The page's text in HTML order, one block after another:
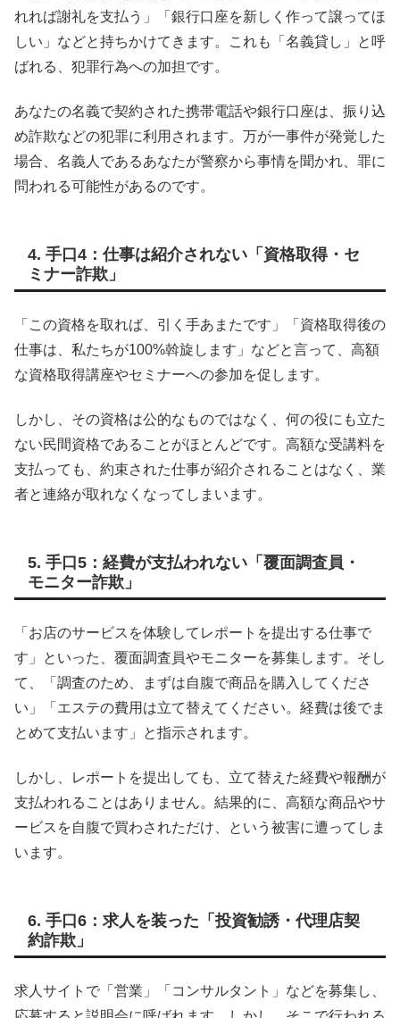
れれば謝礼を支払う」「銀行口座を新しく作って譲ってほ
しい」などと持ちかけてきます。これも「名義貸し」と呼
ばれる、犯罪行為への加担です。
あなたの名義で契約された携帯電話や銀行口座は、振り込
め詐欺などの犯罪に利用されます。万が一事件が発覚した
場合、名義人であるあなたが警察から事情を聞かれ、罪に
問われる可能性があるのです。
4. 手口4：仕事は紹介されない「資格取得・セ
ミナー詐欺」
「この資格を取れば、引く手あまたです」「資格取得後の
仕事は、私たちが100%斡旋します」などと言って、高額
な資格取得講座やセミナーへの参加を促します。
しかし、その資格は公的なものではなく、何の役にも立た
ない民間資格であることがほとんどです。高額な受講料を
支払っても、約束された仕事が紹介されることはなく、業
者と連絡が取れなくなってしまいます。
5. 手口5：経費が支払われない「覆面調査員・
モニター詐欺」
「お店のサービスを体験してレポートを提出する仕事で
す」といった、覆面調査員やモニターを募集します。そし
て、「調査のため、まずは自腹で商品を購入してくださ
い」「エステの費用は立て替えてください。経費は後でま
とめて支払います」と指示されます。
しかし、レポートを提出しても、立て替えた経費や報酬が
支払われることはありません。結果的に、高額な商品やサ
ービスを自腹で買わされただけ、という被害に遭ってしま
います。
6. 手口6：求人を装った「投資勧誘・代理店契
約詐欺」
求人サイトで「営業」「コンサルタント」などを募集し、